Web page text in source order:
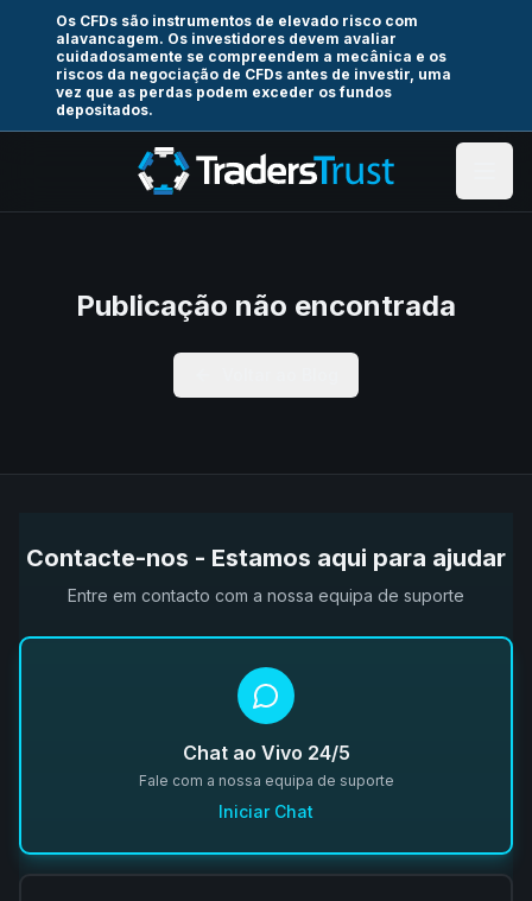
Os CFDs são instrumentos de elevado risco com
alavancagem. Os investidores devem avaliar
cuidadosamente se compreendem a mecânica e os
riscos da negociação de CFDs antes de investir, uma
vez que as perdas podem exceder os fundos
depositados.
Publicação não encontrada
Contacte-nos - Estamos aqui para ajudar
Entre em contacto com a nossa equipa de suporte
Chat ao Vivo 24/5
Fale com a nossa equipa de suporte
Iniciar Chat